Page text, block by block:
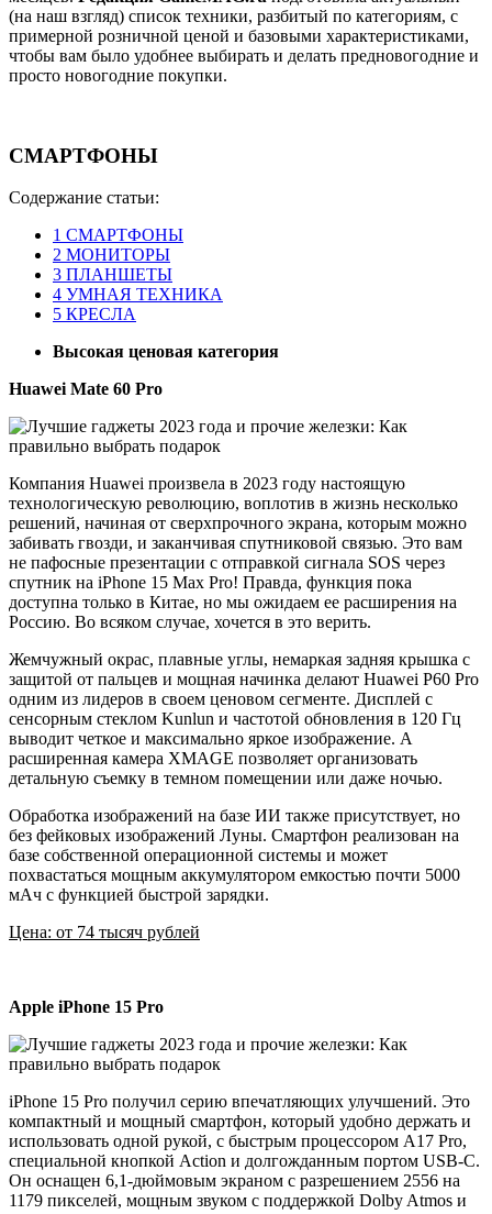
(на наш взгляд) список техники, разбитый по категориям, с
примерной розничной ценой и базовыми характеристиками,
чтобы вам было удобнее выбирать и делать предновогодние и
просто новогодние покупки.
СМАРТФОНЫ
Содержание статьи:
1 СМАРТФОНЫ
2 МОНИТОРЫ
3 ПЛАНШЕТЫ
4 УМНАЯ ТЕХНИКА
5 КРЕСЛА
Высокая ценовая категория
Huawei Mate 60 Pro
Компания Huawei произвела в 2023 году настоящую
технологическую революцию, воплотив в жизнь несколько
решений, начиная от сверхпрочного экрана, которым можно
забивать гвозди, и заканчивая спутниковой связью. Это вам
не пафосные презентации с отправкой сигнала SOS через
спутник на iPhone 15 Max Pro! Правда, функция пока
доступна только в Китае, но мы ожидаем ее расширения на
Россию. Во всяком случае, хочется в это верить.
Жемчужный окрас, плавные углы, немаркая задняя крышка с
защитой от пальцев и мощная начинка делают Huawei P60 Pro
одним из лидеров в своем ценовом сегменте. Дисплей с
сенсорным стеклом Kunlun и частотой обновления в 120 Гц
выводит четкое и максимально яркое изображение. А
расширенная камера XMAGE позволяет организовать
детальную съемку в темном помещении или даже ночью.
Обработка изображений на базе ИИ также присутствует, но
без фейковых изображений Луны. Смартфон реализован на
базе собственной операционной системы и может
похвастаться мощным аккумулятором емкостью почти 5000
мАч с функцией быстрой зарядки.
Цена: от 74 тысяч рублей
Apple iPhone 15 Pro
iPhone 15 Pro получил серию впечатляющих улучшений. Это
компактный и мощный смартфон, который удобно держать и
использовать одной рукой, с быстрым процессором A17 Pro,
специальной кнопкой Action и долгожданным портом USB-C.
Он оснащен 6,1-дюймовым экраном с разрешением 2556 на
1179 пикселей, мощным звуком с поддержкой Dolby Atmos и